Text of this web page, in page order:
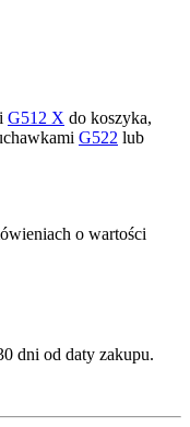
G512 X do koszyka,
G522 lub
o wartości
dni od daty zakupu.